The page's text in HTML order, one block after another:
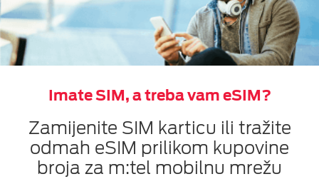
Imate SIM, a treba vam eSIM?
Zamijenite SIM karticu ili tražite
odmah eSIM prilikom kupovine
broja za m:tel mobilnu mrežu